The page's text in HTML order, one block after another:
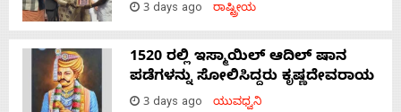
3 days ago ರಾಷ್ಟ್ರೀಯ
1520 ರಲ್ಲಿ ಇಸ್ಮಾಯಿಲ್ ಆದಿಲ್ ಷಾನ
ಪಡೆಗಳನ್ನು ಸೋಲಿಸಿದ್ದರು ಕೃಷ್ಣದೇವರಾಯ
3 days ago ಯುವಧ್ವನಿ